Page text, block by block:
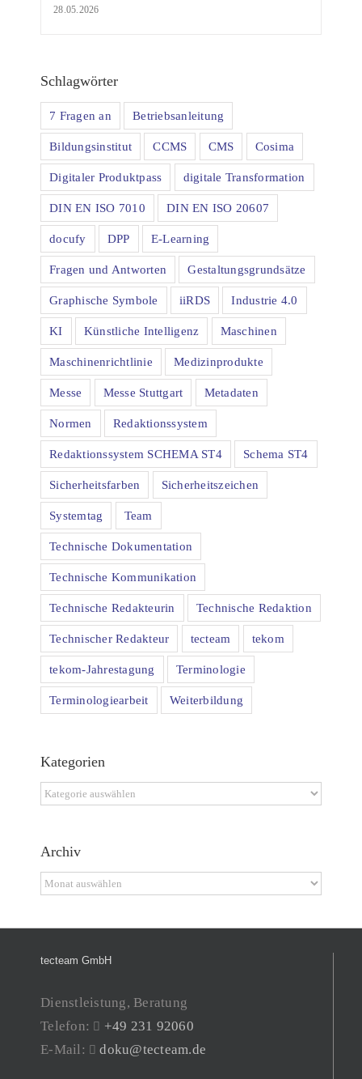
28.05.2026
Schlagwörter
7 Fragen an Betriebsanleitung
Bildungsinstitut CCMS CMS Cosima
Digitaler Produktpass digitale Transformation
DIN EN ISO 7010 DIN EN ISO 20607
docufy DPP E-Learning
Fragen und Antworten Gestaltungsgrundsätze
Graphische Symbole iiRDS Industrie 4.0
KI Künstliche Intelligenz Maschinen
Maschinenrichtlinie Medizinprodukte
Messe Messe Stuttgart Metadaten
Normen Redaktionssystem
Redaktionssystem SCHEMA ST4 Schema ST4
Sicherheitsfarben Sicherheitszeichen
Systemtag Team
Technische Dokumentation
Technische Kommunikation
Technische Redakteurin Technische Redaktion
Technischer Redakteur tecteam tekom
tekom-Jahrestagung Terminologie
Terminologiearbeit Weiterbildung
Kategorien
Kategorien
Archiv
Archiv
tecteam GmbH
Dienstleistung, Beratung
Telefon:
+49 231 92060
E-Mail:
doku@tecteam.de